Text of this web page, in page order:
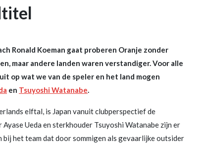
Ronald Koeman gaat proberen Oranje zonder
maar andere landen waren verstandiger. Voor alle
op wat we van de speler en het land mogen
en Tsuyoshi Watanabe.
elftal, is Japan vanuit clubperspectief de
Ueda en sterkhouder Tsuyoshi Watanabe zijn er
het team dat door sommigen als gevaarlijke outsider